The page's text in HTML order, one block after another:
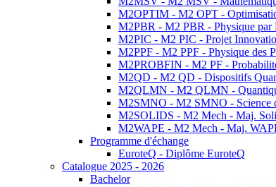
M2OPTIM - M2 OPT -
M2PBR - M2 PBR - Physique par
M2PIC - M2 PIC - Projet
M2PPF - M2 PPF - Physique des
M2PROBFIN - M2 PF -
M2QD - M2 QD - Dispositifs
M2QLMN - M2 QLMN -
M2SMNO - M2 SMNO - Science
M2SOLIDS - M2 Mech - Maj.
M2WAPE - M2 Mech - Maj.
Programme d'échange
EuroteQ - Diplôme EuroteQ
Catalogue 2025 - 2026
Bachelor